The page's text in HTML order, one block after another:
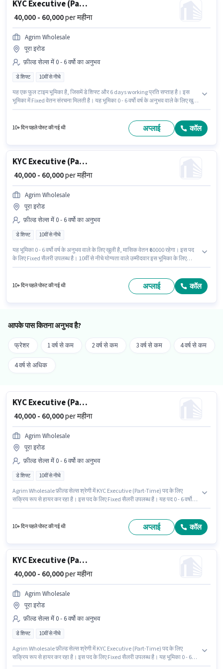
KYC Executive (Part-Time)
₹ 40,000 - 60,000per महीना
Agrim Wholesale
पूरा इरोड
फ़ील्ड सेल्स में 0 - 6 वर्षो का अनुभव
डे शिफ्ट 10वीं से नीचे
यह एक फुल टाइम भूमिका है, जिसमें डे शिफ्ट और 6 days working प्रति सप्ताह है। इस
भूमिका में Fixed वेतन संरचना मिलती है। यह भूमिका 0 - 6 वर्षो वर्ष के अनुभव वाले के लिए खुली
रूप में जुड़ें।
10+ दिन पहले पोस्ट की गई थी अप्लाई कॉल
KYC Executive (Part-Time)
₹ 40,000 - 60,000per महीना
Agrim Wholesale
पूरा इरोड
फ़ील्ड सेल्स में 0 - 6 वर्षो का अनुभव
डे शिफ्ट 10वीं से नीचे
यह भूमिका 0 - 6 वर्षो वर्ष के अनुभव वाले के लिए खुली है, मासिक वेतन ₹60000 रहेगा। इस पद
के लिए Fixed सैलरी उपलब्ध है। 10वीं से नीचे योग्यता वाले उम्मीदवार इस भूमिका के लिए
है।
10+ दिन पहले पोस्ट की गई थी अप्लाई कॉल
आपके पास कितना अनुभव है?
फ्रेशर 1 वर्ष से कम 2 वर्ष से कम 3 वर्ष से कम 4 वर्ष से कम
4 वर्ष से अधिक
KYC Executive (Part-Time)
₹ 40,000 - 60,000per महीना
Agrim Wholesale
पूरा इरोड
फ़ील्ड सेल्स में 0 - 6 वर्षो का अनुभव
डे शिफ्ट 10वीं से नीचे
Agrim Wholesale फ़ील्ड सेल्स श्रेणी में KYC Executive (Part-Time) पद के लिए
सक्रिय रूप से हायर कर रहा है। इस पद के लिए Fixed सैलरी उपलब्ध है। यह पद 0 - 6 वर्षो
10वीं से नीचे योग्यता वाले उम्मीदवार आवेदन कर सकते हैं।
10+ दिन पहले पोस्ट की गई थी अप्लाई कॉल
KYC Executive (Part-Time)
₹ 40,000 - 60,000per महीना
Agrim Wholesale
पूरा इरोड
फ़ील्ड सेल्स में 0 - 6 वर्षो का अनुभव
डे शिफ्ट 10वीं से नीचे
Agrim Wholesale फ़ील्ड सेल्स श्रेणी में KYC Executive (Part-Time) पद के लिए
सक्रिय रूप से हायर कर रहा है। इस पद के लिए Fixed सैलरी उपलब्ध है। यह भूमिका 0 - 6